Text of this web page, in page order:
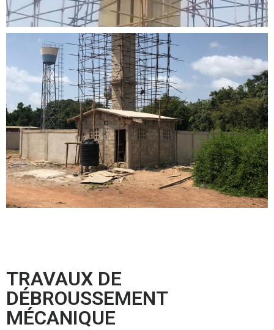
TRAVAUX DE
DÉBROUSSEMENT
MÉCANIQUE